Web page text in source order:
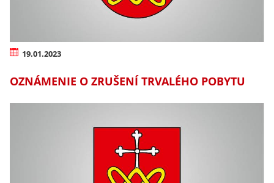
19.01.2023
OZNÁMENIE O ZRUŠENÍ TRVALÉHO POBYTU